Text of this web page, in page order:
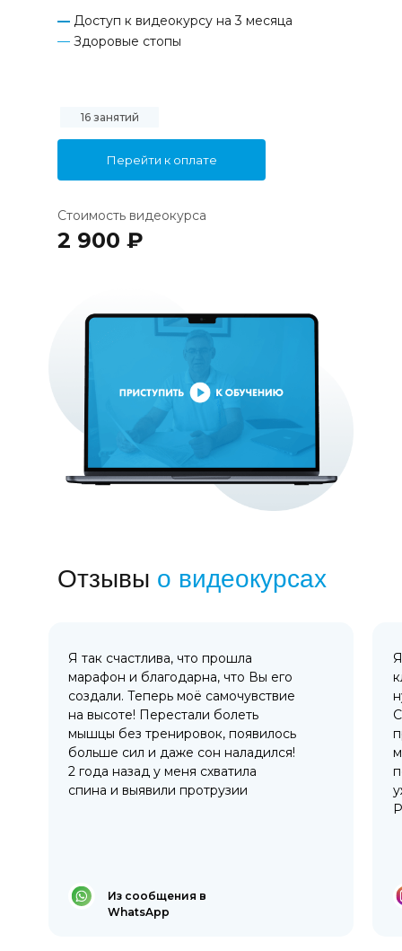
— Доступ к видеокурсу на 3 месяца
— Здоровые стопы
16 занятий
Перейти к оплате
Стоимость видеокурса
2 900 ₽
Отзывы о видеокурсах
Я так счастлива, что прошла
марафон и благодарна, что Вы его
создали. Теперь моё самочувствие
на высоте! Перестали болеть
мышцы без тренировок, появилось
больше сил и даже сон наладился!
2 года назад у меня схватила
спина и выявили протрузии
Из сообщения в
WhatsApp